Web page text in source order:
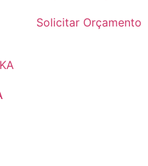
Solicitar Orçamento